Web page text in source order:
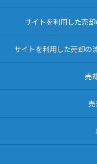
サイトを利用した売
サイトを利用した売却の
売